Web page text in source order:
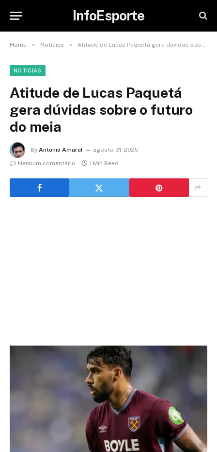
InfoEsporte
Home » Noticias » Atitude de Lucas Paquetá gera dúvidas sobre o futuro do meia
NOTICIAS
Atitude de Lucas Paquetá
gera dúvidas sobre o futuro
do meia
By Antonio Amaral
agosto 31, 2025
Nenhum comentário
1 Min Read